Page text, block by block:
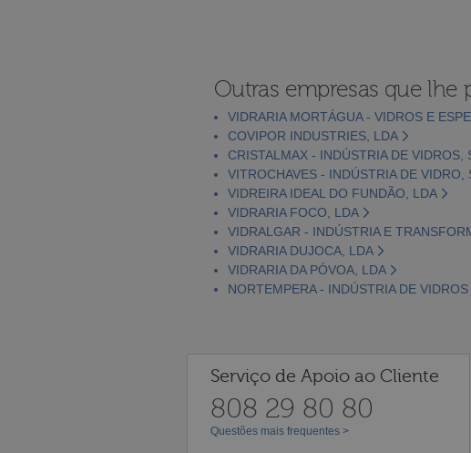
Outras empresas que lhe
VIDRARIA MORTÁGUA - VIDROS E
COVIPOR INDUSTRIES, LDA
CRISTALMAX - INDÚSTRIA DE VIDROS,
VITROCHAVES - INDÚSTRIA DE VIDRO,
VIDREIRA IDEAL DO FUNDÃO, LDA
VIDRARIA FOCO, LDA
VIDRALGAR - INDÚSTRIA E
VIDRARIA DUJOCA, LDA
VIDRARIA DA PÓVOA, LDA
NORTEMPERA - INDÚSTRIA DE
Serviço de Apoio ao Cliente
808 29 80 80
Questões mais frequentes >